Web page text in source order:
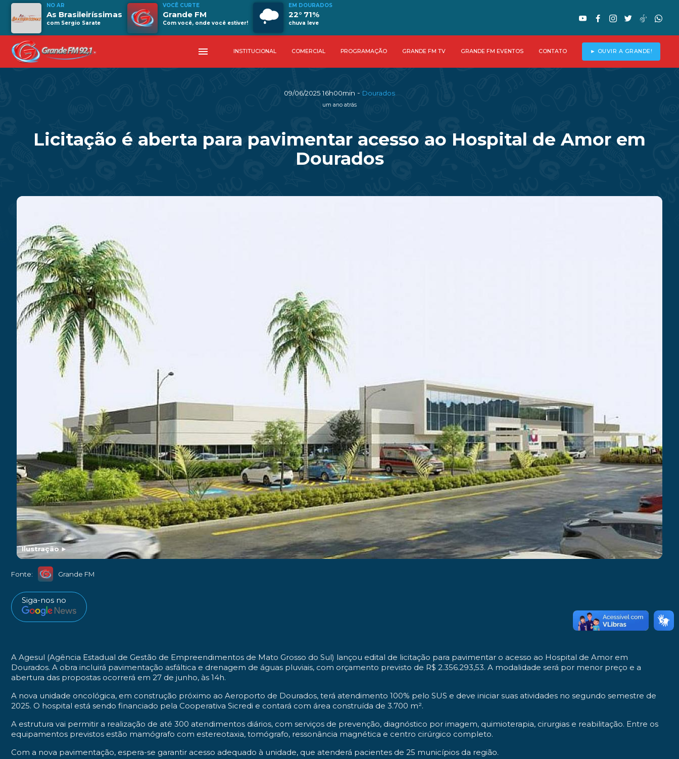
NO AR
As Brasileiríssimas
com Sergio Sarate
VOCÊ CURTE
Grande FM
Com você, onde você estiver!
EM DOURADOS
22° 71%
chuva leve
menu INSTITUCIONAL COMERCIAL PROGRAMAÇÃO GRANDE FM TV GRANDE FM EVENTOS CONTATO ► OUVIR A GRANDE!
09/06/2025 16h00min - Dourados
um ano atrás
Licitação é aberta para pavimentar acesso ao Hospital de Amor em
Dourados
Ilustração►
Fonte: Grande FM
Siga-nos no
A Agesul (Agência Estadual de Gestão de Empreendimentos de Mato Grosso do Sul) lançou edital de licitação para pavimentar o acesso ao Hospital de Amor em
Dourados. A obra incluirá pavimentação asfáltica e drenagem de águas pluviais, com orçamento previsto de R$ 2.356.293,53. A modalidade será por menor preço e a
abertura das propostas ocorrerá em 27 de junho, às 14h.
A nova unidade oncológica, em construção próximo ao Aeroporto de Dourados, terá atendimento 100% pelo SUS e deve iniciar suas atividades no segundo semestre de
2025. O hospital está sendo financiado pela Cooperativa Sicredi e contará com área construída de 3.700 m².
A estrutura vai permitir a realização de até 300 atendimentos diários, com serviços de prevenção, diagnóstico por imagem, quimioterapia, cirurgias e reabilitação. Entre os
equipamentos previstos estão mamógrafo com estereotaxia, tomógrafo, ressonância magnética e centro cirúrgico completo.
Com a nova pavimentação, espera-se garantir acesso adequado à unidade, que atenderá pacientes de 25 municípios da região.